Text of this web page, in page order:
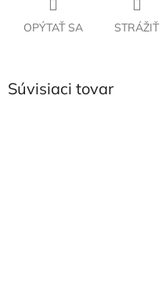
OPÝTAŤ SA STRÁŽIŤ
Súvisiaci tovar